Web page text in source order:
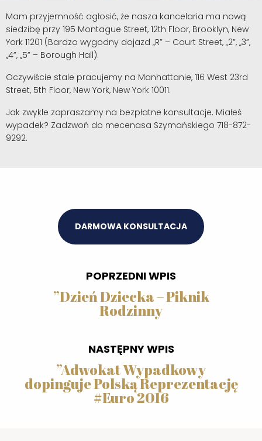
Mam przyjemność ogłosić, że nasza kancelaria ma nową
siedzibę przy 195 Montague Street, 12th Floor, Brooklyn, New
York 11201 (Bardzo wygodny dojazd „R” – Court Street, „2”, „3”,
„4”, „5” – Borough Hall).
Oczywiście stale pracujemy na Manhattanie, 116 West 23rd
Street, 5th Floor, New York, New York 10011.
Jak zwykle zapraszamy na bezpłatne konsultacje. Miałeś
wypadek? Zadzwoń do mecenasa Szymańskiego 718-872-
9292.
DARMOWA KONSULTACJA
POPRZEDNI WPIS
”Dzień Dziecka – Piknik
Rodzinny
NASTĘPNY WPIS
”Adwokat Wypadkowy
dopinguje Polską Reprezentację
#Euro 2016